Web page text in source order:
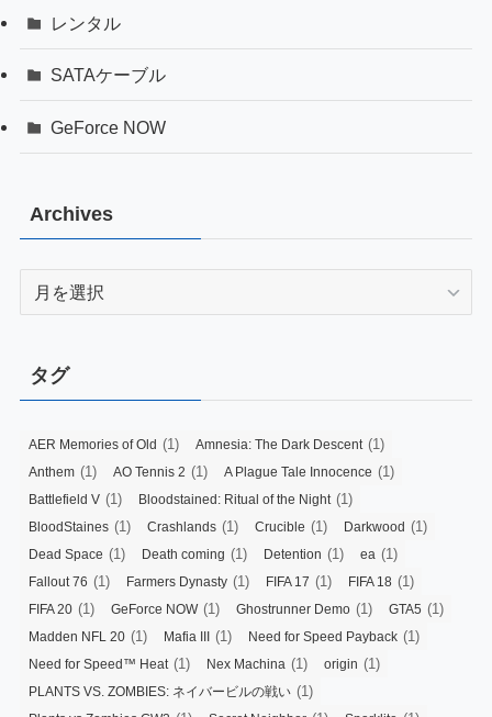
レンタル
SATAケーブル
GeForce NOW
Archives
Archives
タグ
AER Memories of Old (1) Amnesia: The Dark Descent (1)
Anthem (1) AO Tennis 2 (1) A Plague Tale Innocence (1)
Battlefield V (1) Bloodstained: Ritual of the Night (1)
BloodStaines (1) Crashlands (1) Crucible (1) Darkwood (1)
Dead Space (1) Death coming (1) Detention (1) ea (1)
Fallout 76 (1) Farmers Dynasty (1) FIFA 17 (1) FIFA 18 (1)
FIFA 20 (1) GeForce NOW(1) Ghostrunner Demo (1) GTA5 (1)
Madden NFL 20 (1) Mafia III (1) Need for Speed Payback (1)
Need for Speed™ Heat (1) Nex Machina (1) origin (1)
PLANTS VS. ZOMBIES: ネイバービルの戦い (1)